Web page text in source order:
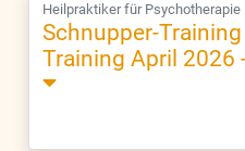
Heilpraktiker für Psychotherapie
Schnupper-
Training April 2026